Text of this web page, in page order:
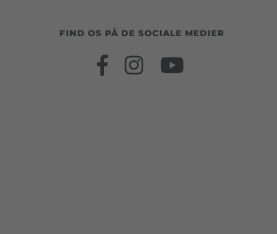
FIND OS PÅ DE SOCIALE MEDIER